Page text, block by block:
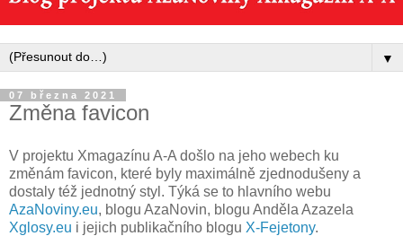
▼
07 března 2021
Změna favicon
V projektu Xmagazínu A-A došlo na jeho webech ku
změnám favicon, které byly maximálně zjednodušeny a
dostaly též jednotný styl. Týká se to hlavního webu
AzaNoviny.eu, blogu AzaNovin, blogu Anděla Azazela
Xglosy.eu i jejich publikačního blogu X-Fejetony.